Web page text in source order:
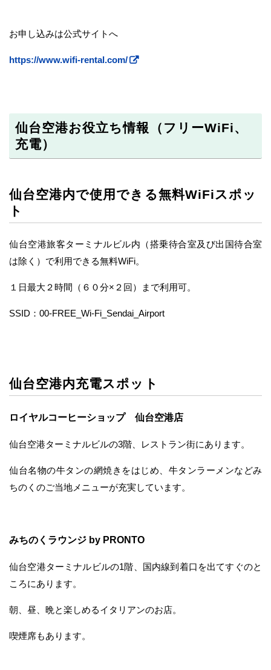
お申し込みは公式サイトへ
https://www.wifi-rental.com/
仙台空港お役立ち情報（フリーWiFi、
充電）
仙台空港内で使用できる無料WiFiスポッ
ト
仙台空港旅客ターミナルビル内（搭乗待合室及び出国待合室
は除く）で利用できる無料WiFi。
１日最大２時間（６０分×２回）まで利用可。
SSID：00-FREE_Wi-Fi_Sendai_Airport
仙台空港内充電スポット
ロイヤルコーヒーショップ 仙台空港店
仙台空港ターミナルビルの3階、レストラン街にあります。
仙台名物の牛タンの網焼きをはじめ、牛タンラーメンなどみ
ちのくのご当地メニューが充実しています。
みちのくラウンジ by PRONTO
仙台空港ターミナルビルの1階、国内線到着口を出てすぐのと
ころにあります。
朝、昼、晩と楽しめるイタリアンのお店。
喫煙席もあります。